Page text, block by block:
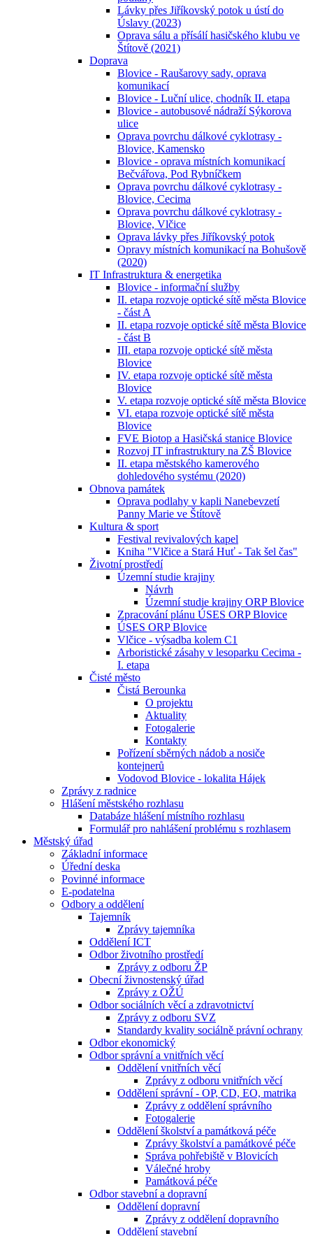
Lávky přes Jiříkovský potok u ústí do
Úslavy (2023)
Oprava sálu a přísálí hasičského klubu ve
Štítově (2021)
Doprava
Blovice - Raušarovy sady, oprava
komunikací
Blovice - Luční ulice, chodník II. etapa
Blovice - autobusové nádraží Sýkorova
ulice
Oprava povrchu dálkové cyklotrasy -
Blovice, Kamensko
Blovice - oprava místních komunikací
Bečvářova, Pod Rybníčkem
Oprava povrchu dálkové cyklotrasy -
Blovice, Cecima
Oprava povrchu dálkové cyklotrasy -
Blovice, Vlčice
Oprava lávky přes Jiříkovský potok
Opravy místních komunikací na Bohušově
(2020)
IT Infrastruktura & energetika
Blovice - informační služby
II. etapa rozvoje optické sítě města Blovice
- část A
II. etapa rozvoje optické sítě města Blovice
- část B
III. etapa rozvoje optické sítě města
Blovice
IV. etapa rozvoje optické sítě města
Blovice
V. etapa rozvoje optické sítě města Blovice
VI. etapa rozvoje optické sítě města
Blovice
FVE Biotop a Hasičská stanice Blovice
Rozvoj IT infrastruktury na ZŠ Blovice
II. etapa městského kamerového
dohledového systému (2020)
Obnova památek
Oprava podlahy v kapli Nanebevzetí
Panny Marie ve Štítově
Kultura & sport
Festival revivalových kapel
Kniha "Vlčice a Stará Huť - Tak šel čas"
Životní prostředí
Územní studie krajiny
Návrh
Územní studie krajiny ORP Blovice
Zpracování plánu ÚSES ORP Blovice
ÚSES ORP Blovice
Vlčice - výsadba kolem C1
Arboristické zásahy v lesoparku Cecima -
I. etapa
Čisté město
Čistá Berounka
O projektu
Aktuality
Fotogalerie
Kontakty
Pořízení sběrných nádob a nosiče
kontejnerů
Vodovod Blovice - lokalita Hájek
Zprávy z radnice
Hlášení městského rozhlasu
Databáze hlášení místního rozhlasu
Formulář pro nahlášení problému s rozhlasem
Městský úřad
Základní informace
Úřední deska
Povinné informace
E-podatelna
Odbory a oddělení
Tajemník
Zprávy tajemníka
Oddělení ICT
Odbor životního prostředí
Zprávy z odboru ŽP
Obecní živnostenský úřad
Zprávy z OŽÚ
Odbor sociálních věcí a zdravotnictví
Zprávy z odboru SVZ
Standardy kvality sociálně právní ochrany
Odbor ekonomický
Odbor správní a vnitřních věcí
Oddělení vnitřních věcí
Zprávy z odboru vnitřních věcí
Oddělení správní - OP, CD, EO, matrika
Zprávy z oddělení správního
Fotogalerie
Oddělení školství a památková péče
Zprávy školství a památkové péče
Správa pohřebiště v Blovicích
Válečné hroby
Památková péče
Odbor stavební a dopravní
Oddělení dopravní
Zprávy z oddělení dopravního
Oddělení stavební